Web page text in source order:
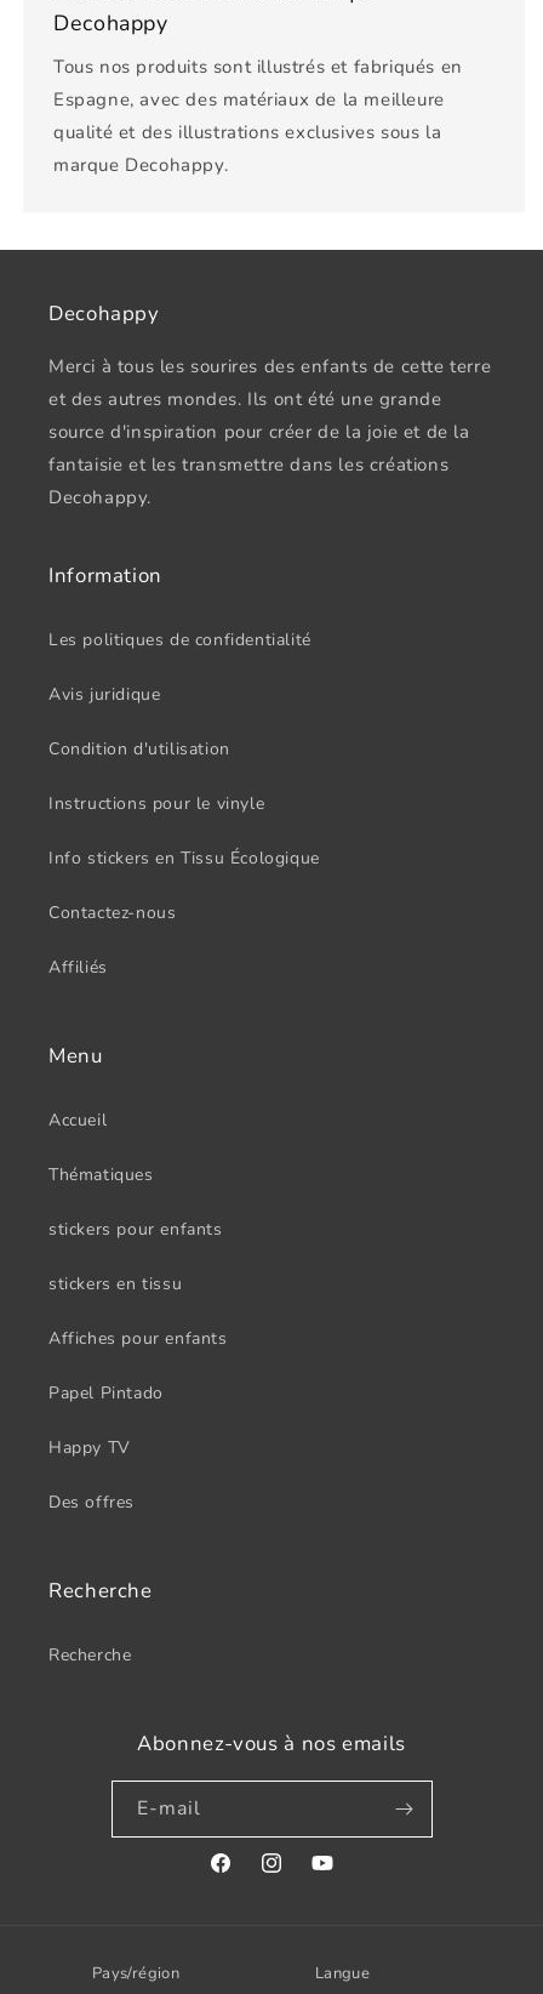
Decohappy
Tous nos produits sont illustrés et fabriqués en
Espagne, avec des matériaux de la meilleure
qualité et des illustrations exclusives sous la
marque Decohappy.
Decohappy
Merci à tous les sourires des enfants de cette terre
et des autres mondes. Ils ont été une grande
source d'inspiration pour créer de la joie et de la
fantaisie et les transmettre dans les créations
Decohappy.
Information
Les politiques de confidentialité
Avis juridique
Condition d'utilisation
Instructions pour le vinyle
Info stickers en Tissu Écologique
Contactez-nous
Affiliés
Menu
Accueil
Thématiques
stickers pour enfants
stickers en tissu
Affiches pour enfants
Papel Pintado
Happy TV
Des offres
Recherche
Recherche
Abonnez-vous à nos emails
E-mail
FacebookInstagramYouTube
Pays/région Langue